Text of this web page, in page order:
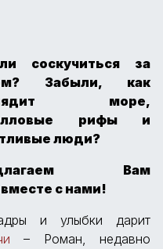
соскучиться за
Забыли, как
море,
рифы и
люди?
Вам
с нами!
и улыбки дарит
– Роман, недавно